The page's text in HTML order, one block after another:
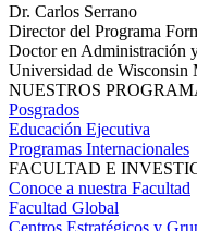
Dr. Carlos Serrano
Director del Programa
Doctor en Administración
Universidad de Wisconsin
NUESTROS
Posgrados
Educación Ejecutiva
Programas Internacionales
FACULTAD E
Conoce a nuestra Facultad
Facultad Global
Centros Estratégicos y